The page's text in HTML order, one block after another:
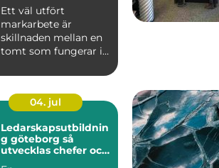
Ett väl utfört
markarbete är
skillnaden mellan en
tomt som fungerar i
tomt som snabb...
04. jul
Ledarskapsutbildnin
g göteborg så
utvecklas chefer och